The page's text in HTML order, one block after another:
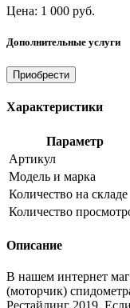
Цена: 1 000 руб.
Дополнительные услуги
Приобрести
Характеристики
Параметр
Артикул
Модель и марка
Количество на складе
Количество
Описание
В нашем интернет
(моторчик)